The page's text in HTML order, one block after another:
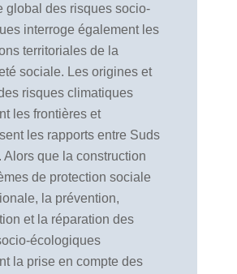
global des risques socio-
interroge également les
territoriales de la
sociale. Les origines et
risques climatiques
les frontières et
les rapports entre Suds
Alors que la construction
de protection sociale
la prévention,
et la réparation des
écologiques
la prise en compte des